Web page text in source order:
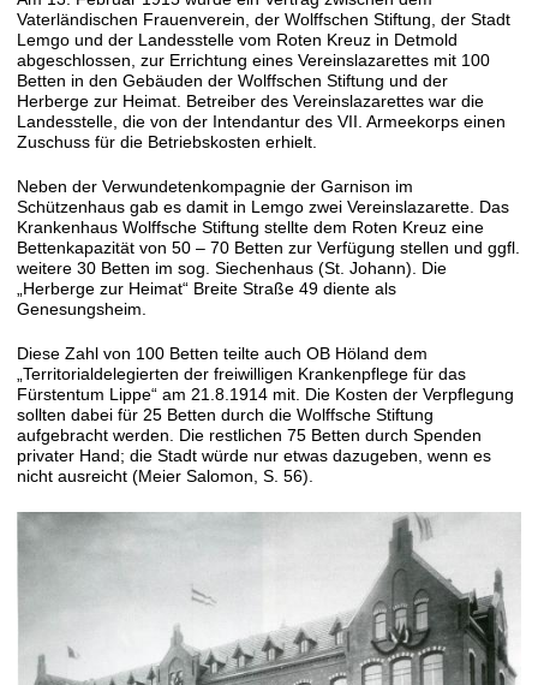
Vaterländischen Frauenverein, der Wolffschen Stiftung, der Stadt
Lemgo und der Landesstelle vom Roten Kreuz in Detmold
abgeschlossen, zur Errichtung eines Vereinslazarettes mit 100
Betten in den Gebäuden der Wolffschen Stiftung und der
Herberge zur Heimat. Betreiber des Vereinslazarettes war die
Landesstelle, die von der Intendantur des VII. Armeekorps einen
Zuschuss für die Betriebskosten erhielt.
Neben der Verwundetenkompagnie der Garnison im
Schützenhaus gab es damit in Lemgo zwei Vereinslazarette. Das
Krankenhaus Wolffsche Stiftung stellte dem Roten Kreuz eine
Bettenkapazität von 50 – 70 Betten zur Verfügung stellen und ggfl.
weitere 30 Betten im sog. Siechenhaus (St. Johann). Die
„Herberge zur Heimat“ Breite Straße 49 diente als
Genesungsheim.
Diese Zahl von 100 Betten teilte auch OB Höland dem
„Territorialdelegierten der freiwilligen Krankenpflege für das
Fürstentum Lippe“ am 21.8.1914 mit. Die Kosten der Verpflegung
sollten dabei für 25 Betten durch die Wolffsche Stiftung
aufgebracht werden. Die restlichen 75 Betten durch Spenden
privater Hand; die Stadt würde nur etwas dazugeben, wenn es
nicht ausreicht (Meier Salomon, S. 56).